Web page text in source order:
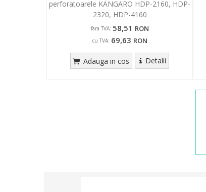
perforatoarele KANGARO HDP-2160, HDP-
2320, HDP-4160
fara TVA: 58,51 RON
cu TVA: 69,63 RON
Adauga in cos Detalii